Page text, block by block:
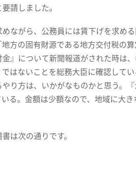
請しました。
ながら、公務員には賃下げを求め
方の固有財源である地方交付税の
』について新聞報道がされた時は
はないことを総務大臣に確認して
り方は、いかがなものかと思う。
る。金額は少額なので、地域に大
は次の通りです。